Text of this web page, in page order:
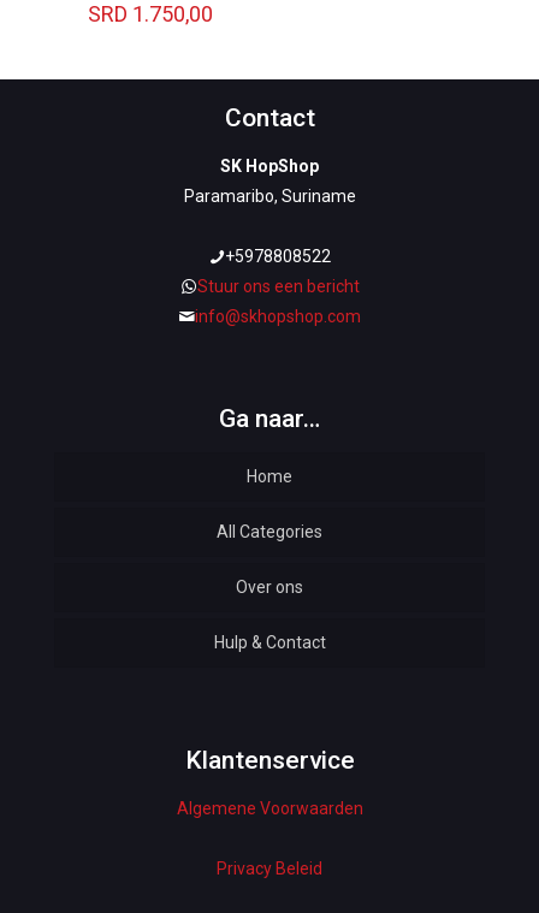
SRD 1.750,00
Contact
SK HopShop
Paramaribo, Suriname
+5978808522
Stuur ons een bericht
info@skhopshop.com
Ga naar…
Home
All Categories
Automotive
Baby & Kids
Woman Dresses
Electronics
Home Decor
Over ons
Hulp & Contact
Klantenservice
Algemene Voorwaarden
Privacy Beleid